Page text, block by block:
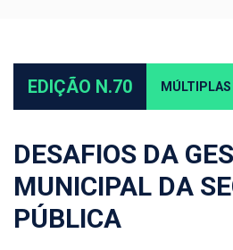
EDIÇÃO N.70
DESAFIOS DA
MUNICIPAL DA
PÚBLICA